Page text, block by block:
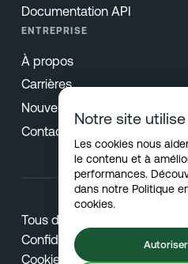
Documentation API
ENTREPRISE
À propos
Carrières
Nouvelles & Presse
Contact
Tous droits réservés © 2026
Confidentialité
Cookies
Notre site
Les cookies nous
le contenu et à
performances.
dans notre Politique
cookies.